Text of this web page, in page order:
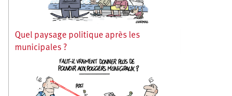
Quel paysage politique après les
municipales ?